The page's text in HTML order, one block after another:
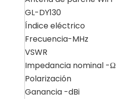
GL-DY130
Índice eléctrico
Frecuencia-MHz
VSWR
Impedancia nominal -Ω
Polarización
Ganancia -dBi